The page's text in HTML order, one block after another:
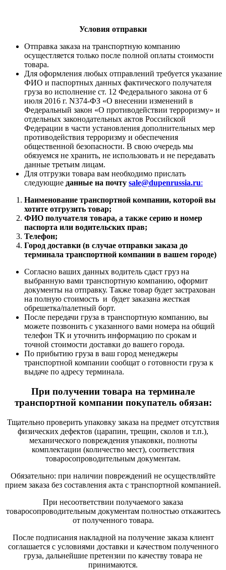
Условия отправки
Отправка заказа на транспортную компанию
осущестляется только после полной оплаты стоимости
товара.
Для оформления любых отправлений требуется указание
ФИО и паспортных данных фактического получателя
груза во исполнение ст. 12 Федерального закона от 6
июля 2016 г. N374-ФЗ «О внесении изменений в
Федеральный закон «О противодействии терроризму» и
отдельных законодательных актов Российской
Федерации в части установления дополнительных мер
противодействия терроризму и обеспечения
общественной безопасности. В свою очередь мы
обязуемся не хранить, не использовать и не передавать
данные третьим лицам.
Для отгрузки товара вам необходимо прислать
следующие данные на почту sale@dupenrussia.ru:
Наименование транспортной компании, которой вы
хотите отгрузить товар;
ФИО получателя товара, а также серию и номер
паспорта или водительских прав;
Телефон;
Город доставки (в случае отправки заказа до
терминала транспортной компании в вашем городе)
Согласно ваших данных водитель сдаст груз на
выбранную вами транспортную компанию, оформит
документы на отправку. Также товар будет застрахован
на полную стоимость и будет заказана жесткая
обрешетка/палетный борт.
После передачи груза в транспортную компанию, вы
можете позвонить с указанного вами номера на общий
телефон ТК и уточнить информацию по срокам и
точной стоимости доставки до вашего города.
По прибытию груза в ваш город менеджеры
транспортной компании сообщат о готовности груза к
выдаче по адресу терминала.
При получении товара на терминале
транспортной компании покупатель обязан:
Тщательно проверить упаковку заказа на предмет отсутствия
физических дефектов (царапин, трещин, сколов и т.п.),
механического повреждения упаковки, полноты
комплектации (количество мест), соответствия
товаросопроводительным документам.
Обязательно: при наличии повреждений не осуществляйте
прием заказа без составления акта с транспортной компанией.
При несоответствии получаемого заказа
товаросопроводительным документам полностью откажитесь
от полученного товара.
После подписания накладной на получение заказа клиент
соглашается с условиями доставки и качеством полученного
груза, дальнейшие претензии по качеству товара не
принимаются.